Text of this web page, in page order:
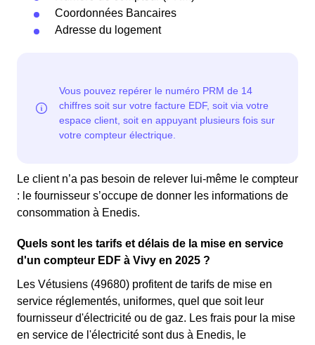
Coordonnées Bancaires
Adresse du logement
Le client n’a pas besoin de relever lui-même le compteur
: le fournisseur s’occupe de donner les informations de
consommation à Enedis.
Quels sont les tarifs et délais de la mise en service
d'un compteur EDF à Vivy en 2025 ?
Les Vétusiens (49680) profitent de tarifs de mise en
service réglementés, uniformes, quel que soit leur
fournisseur d'électricité ou de gaz. Les frais pour la mise
en service de l'électricité sont dus à Enedis, le